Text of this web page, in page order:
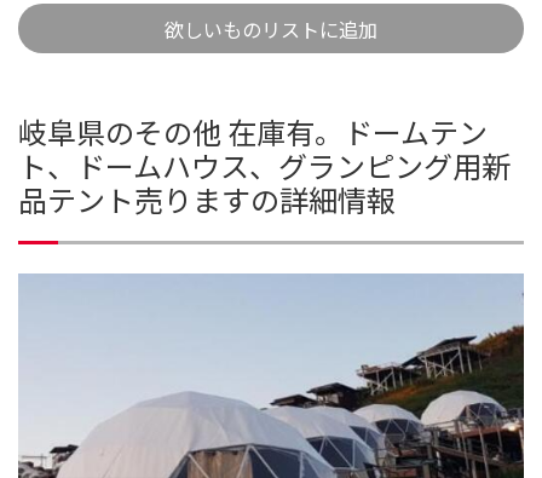
欲しいものリストに追加
岐阜県のその他 在庫有。ドームテン
ト、ドームハウス、グランピング用新
品テント売りますの詳細情報